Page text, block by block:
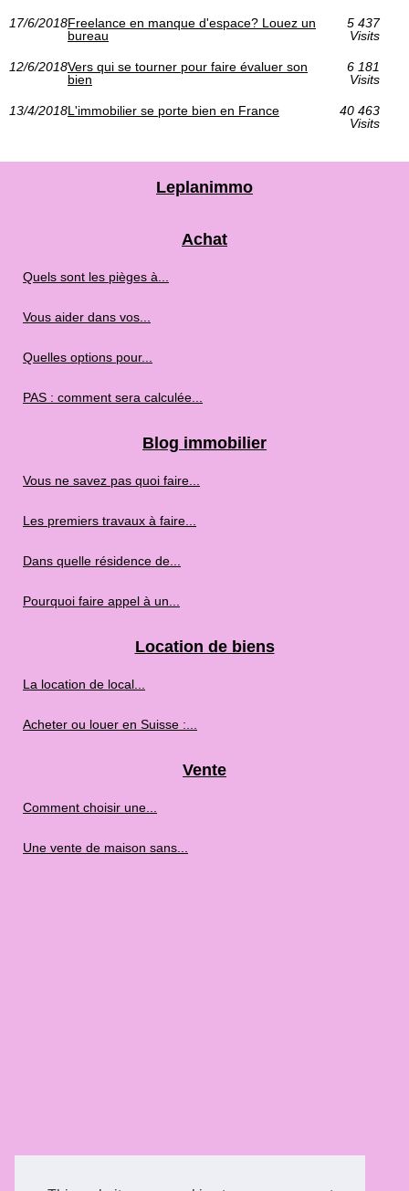
17/6/2018Freelance en manque d'espace? Louez un
bureau
5 437
Visits
12/6/2018Vers qui se tourner pour faire évaluer son
bien
6 181
Visits
13/4/2018L'immobilier se porte bien en France
40 463
Visits
Leplanimmo
Achat
Quels sont les pièges à...
Vous aider dans vos...
Quelles options pour...
PAS : comment sera calculée...
Blog immobilier
Vous ne savez pas quoi faire...
Les premiers travaux à faire...
Dans quelle résidence de...
Pourquoi faire appel à un...
Location de biens
La location de local...
Acheter ou louer en Suisse :...
Vente
Comment choisir une...
Une vente de maison sans...